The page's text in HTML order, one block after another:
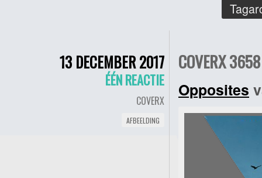
13 DECEMBER 2017
ÉÉN REACTIE
COVERX
AFBEELDING
COVERX
Opposites